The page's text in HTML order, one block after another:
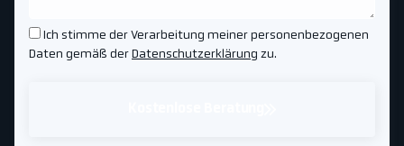
Ich stimme der Verarbeitung meiner personenbezogenen
Daten gemäß der Datenschutzerklärung zu.